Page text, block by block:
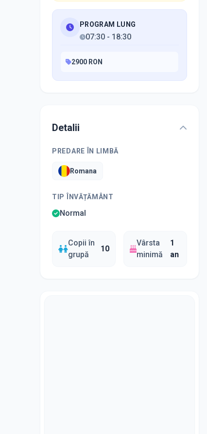
PROGRAM LUNG
07:30 - 18:30
2900 RON
Detalii
PREDARE ÎN LIMBĂ
Romana
TIP ÎNVĂȚĂMÂNT
Normal
Copii în
grupă
10
Vârsta
minimă
1
an